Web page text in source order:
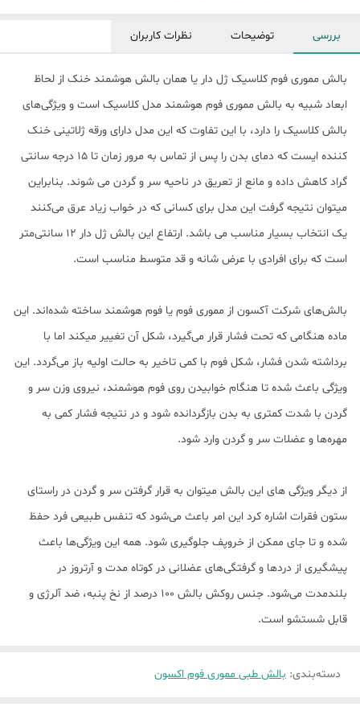
بررسی توضیحات نظرات کاربران
بالش مموری فوم کلاسیک ژل دار یا همان بالش هوشمند خنک از لحاظ
ابعاد شبیه به بالش مموری فوم هوشمند مدل کلاسیک است و ویژگی‌های
بالش کلاسیک را دارد، با این تفاوت که این مدل دارای ورقه ژلاتینی خنک
کننده ایست که دمای بدن را پس از تماس به مرور زمان تا 15 درجه سانتی
گراد کاهش داده و مانع از تعریق در ناحیه سر و گردن می شوند. بنابراین
میتوان نتیجه گرفت این مدل برای کسانی که در خواب زیاد عرق می‌کنند
یک انتخاب بسیار مناسب می باشد. ارتفاع این بالش ژل دار 12 سانتی‌متر
است که برای افرادی با عرض شانه و قد متوسط مناسب است.
بالش‌های شرکت آکسون از مموری فوم یا فوم هوشمند ساخته شده‌اند. این
ماده هنگامی که تحت فشار قرار می‌گیرد، شکل آن تغییر میکند اما با
برداشته شدن فشار، شکل فوم با کمی تاخیر به حالت اولیه باز می‌گردد. این
ویژگی باعث شده تا هنگام خوابیدن روی فوم هوشمند، نیروی وزن سر و
گردن با شدت کمتری به بدن بازگردانده شود و در نتیجه فشار کمی به
مهره‌ها و عضلات سر و گردن وارد شود.
از دیگر ویژگی های این بالش میتوان به قرار گرفتن سر و گردن در راستای
ستون فقرات اشاره کرد این امر باعث می‌شود که تنفس طبیعی فرد حفظ
شده و تا جای ممکن از خروپف جلوگیری شود. همه این ویژگی‌ها باعث
پیشگیری از دردها و گرفتگی‌های عضلانی در کوتاه مدت و آرتروز در
بلندمدت می‌شود. جنس روکش بالش 100 درصد از نخ پنبه، ضد آلرژی و
قابل شستشو است.
دسته‌بندی: بالش طبی مموری فوم اکسون